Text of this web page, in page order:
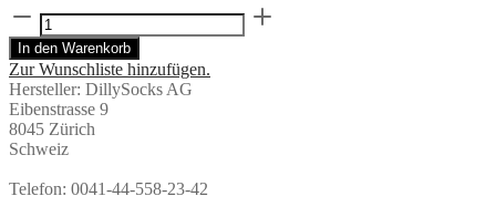
Lil
Happy
Tree
–
Kindersocken
mit
Weihnachtsbaum-
Motiv
Dilly
In den Warenkorb
Zur Wunschliste hinzufügen.
Hersteller: DillySocks AG
Eibenstrasse 9
8045 Zürich
Schweiz
Telefon: 0041-44-558-23-42